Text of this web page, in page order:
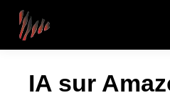
IA sur